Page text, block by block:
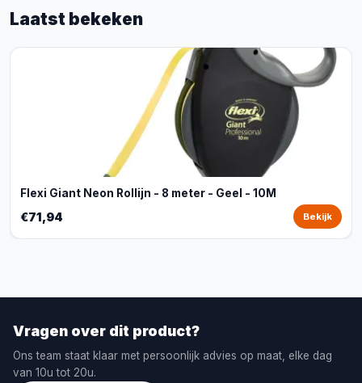
Laatst bekeken
Flexi Giant Neon Rollijn - 8 meter - Geel - 10M
€71,94 Bekijk
Vragen over dit product?
Ons team staat klaar met persoonlijk advies op maat, elke dag
van 10u tot 20u.